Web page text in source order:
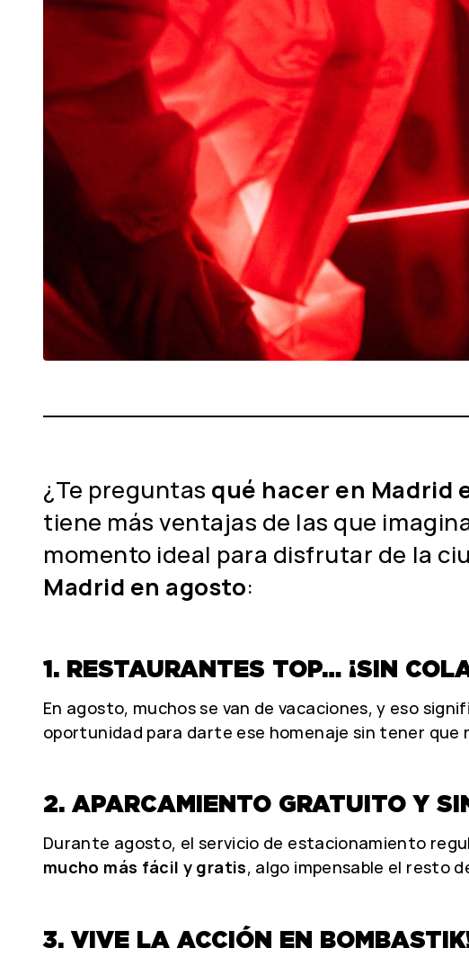
¿Te preguntas qué hacer en Madrid
tiene más ventajas de las que
momento ideal para disfrutar de la
Madrid en agosto:
1. RESTAURANTES TOP… ¡SIN
En agosto, muchos se van de vacaciones, y eso
oportunidad para darte ese homenaje sin tener que
2. APARCAMIENTO GRATUITO Y
Durante agosto, el servicio de estacionamiento
mucho más fácil y gratis, algo impensable el resto
3. VIVE LA ACCIÓN EN